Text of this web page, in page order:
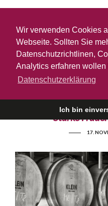
Wir verwenden Cookies
Webseite. Sollten Sie
Datenschutzrichtlinen,
Analytics erfahren
Datenschutzerklärung
Ich bin
Gottardi
Starke
17.